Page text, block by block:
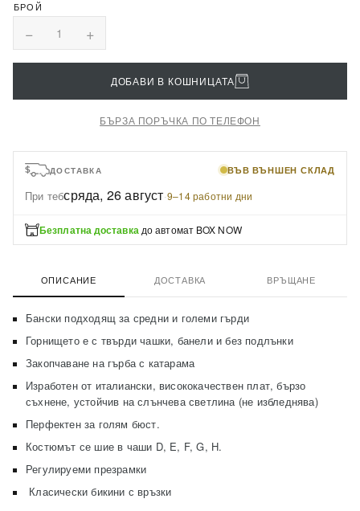
− 1 +
ДОБАВИ В КОШНИЦАТА
БЪРЗА ПОРЪЧКА ПО ТЕЛЕФОН
ДОСТАВКА ВЪВ ВЪНШЕН СКЛАД
При тебсряда, 26 август·9–14 работни дни
Безплатна доставка до автомат BOX NOW
ОПИСАНИЕ ДОСТАВКА ВРЪЩАНЕ
Бански подходящ за средни и големи гърди
Горнището е с твърди чашки, банели и без подлънки
Закопчаване на гърба с катарама
Изработен от италиански, висококачествен плат, бързо
съхнене, устойчив на слънчева светлина (не избледнява)
Перфектен за голям бюст.
Костюмът се шие в чаши D, E, F, G, H.
Регулируеми презрамки
Класически бикини с връзки